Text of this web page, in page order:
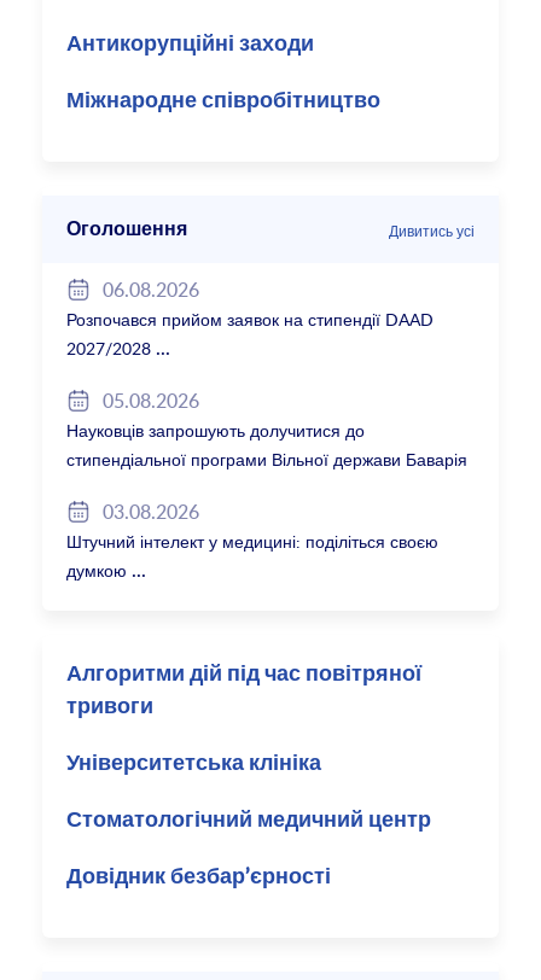
Антикорупційні заходи
Міжнародне співробітництво
Оголошення Дивитись усі
06.08.2026
Розпочався прийом заявок на стипендії DAAD
2027/2028
05.08.2026
Науковців запрошують долучитися до
стипендіальної програми Вільної держави Баварія
03.08.2026
Штучний інтелект у медицині: поділіться своєю
думкою
Алгоритми дій під час повітряної
тривоги
Університетська клініка
Стоматологічний медичний центр
Довідник безбар’єрності